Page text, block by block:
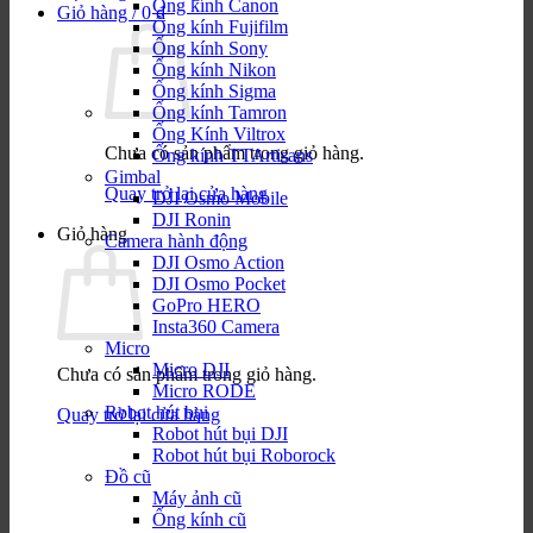
Giỏ hàng /0₫
Chưa có sản phẩm trong giỏ hàng.
Quay trở lại cửa hàng
Giỏ hàng
Chưa có sản phẩm trong giỏ hàng.
Quay trở lại cửa hàng
Ống kính Canon
Ống kính Fujifilm
Ống kính Sony
Ống kính Nikon
Ống kính Sigma
Ống kính Tamron
Ống Kính Viltrox
Ống kính TTArtisans
Gimbal
DJI Osmo Mobile
DJI Ronin
Camera hành động
DJI Osmo Action
DJI Osmo Pocket
GoPro HERO
Insta360 Camera
Micro
Micro DJI
Micro RODE
Robot hút bụi
Robot hút bụi DJI
Robot hút bụi Roborock
Đồ cũ
Máy ảnh cũ
Ống kính cũ